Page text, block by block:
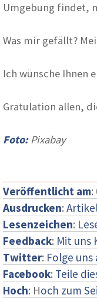
Umgebung findet,
Was mir gefällt?
Ich wünsche Ihnen
Gratulation allen,
Foto:Pixabay
Veröffentlicht am:
Ausdrucken:
Lesenzeichen:
Feedback: Mit uns
Twitter: Folge
Facebook: Teile
Hoch: Hoch zum